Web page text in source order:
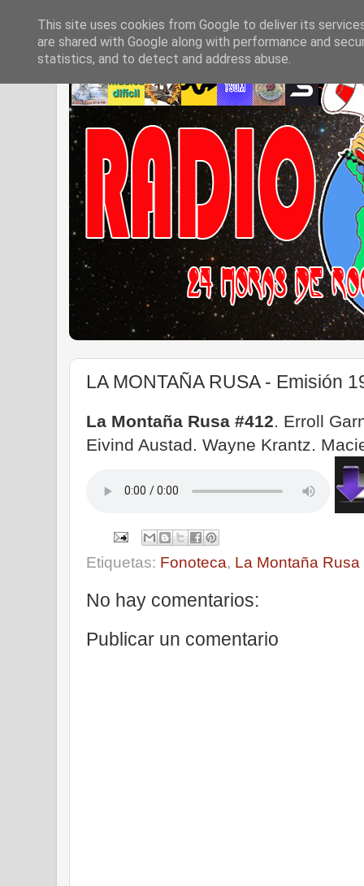
LA MONTAÑA RUSA - Emisión
La Montaña Rusa #412. Erroll
Eivind Austad. Wayne Krantz.
Etiquetas: Fonoteca, La Montaña Rusa
No hay comentarios:
Publicar un comentario
This site uses cookies from Google to deliver its
are shared with Google along with performance and
statistics, and to detect and address abuse.